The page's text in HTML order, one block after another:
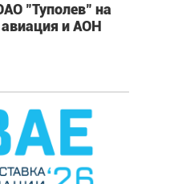
"Туполев" на
и АОН